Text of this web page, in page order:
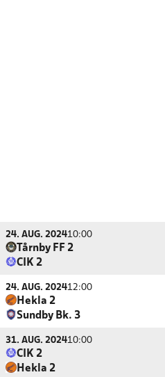
24. AUG. 202410:00
Tårnby FF 2
CIK 2
24. AUG. 202412:00
Hekla 2
Sundby Bk. 3
31. AUG. 202410:00
CIK 2
Hekla 2